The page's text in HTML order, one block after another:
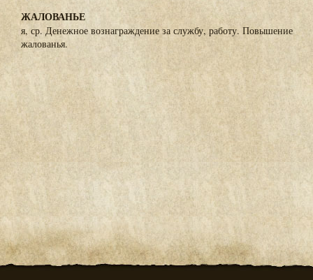
ЖАЛОВАНЬЕ
я, ср. Денежное вознаграждение за службу, работу. Повышение
жалованья.